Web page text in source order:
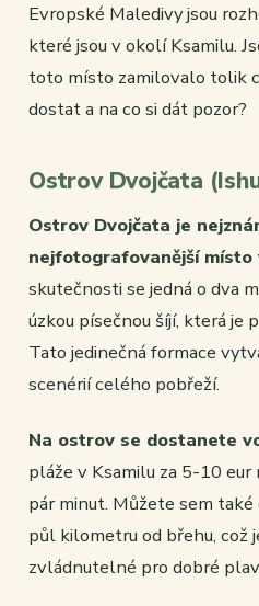
Evropské Maledivy jsou
které jsou v okolí Ksamilu.
toto místo zamilovalo tolik
dostat a na co si dát pozor?
Ostrov Dvojčata
Ostrov Dvojčata je
nejfotografovanější místo
skutečnosti se jedná o dva
úzkou písečnou šíjí, která je
Tato jedinečná formace
scenérií celého pobřeží.
Na ostrov se dostanete
pláže v Ksamilu za 5-10 eur
pár minut. Můžete sem
půl kilometru od břehu, což
zvládnutelné pro dobré